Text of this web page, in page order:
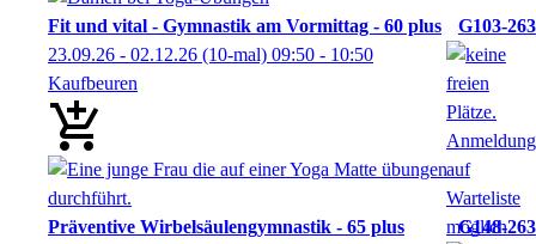
Fit und vital - Gymnastik am Vormittag - 60 plus
G103-263
23.09.26 - 02.12.26 (10-mal) 09:50 - 10:50
Kaufbeuren
Präventive Wirbelsäulengymnastik - 65 plus
G148-263